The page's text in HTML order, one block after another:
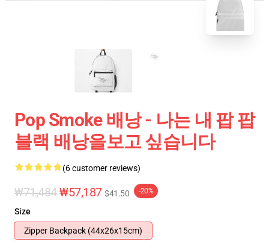
Pop Smoke 배낭 - 나는 내 팝 팝
블랙 배낭을보고 싶습니다
(6 customer reviews)
₩71,484₩57,187 $41.50 -20%
Size
Zipper Backpack (44x26x15cm)